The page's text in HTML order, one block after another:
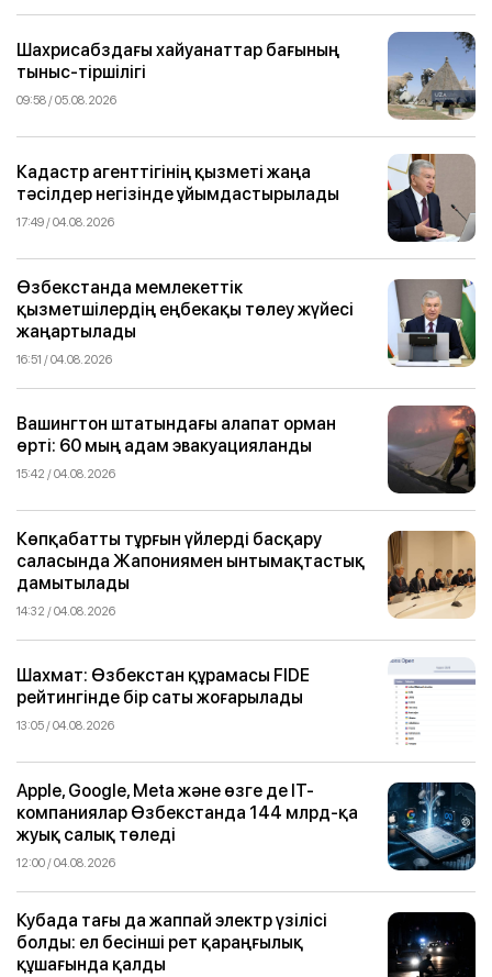
Шахрисабздағы хайуанаттар бағының
тыныс-тіршілігі
09:58 / 05.08.2026
Кадастр агенттігінің қызметі жаңа
тәсілдер негізінде ұйымдастырылады
17:49 / 04.08.2026
Өзбекстанда мемлекеттік
қызметшілердің еңбекақы төлеу жүйесі
жаңартылады
16:51 / 04.08.2026
Вашингтон штатындағы алапат орман
өрті: 60 мың адам эвакуацияланды
15:42 / 04.08.2026
Көпқабатты тұрғын үйлерді басқару
саласында Жапониямен ынтымақтастық
дамытылады
14:32 / 04.08.2026
Шахмат: Өзбекстан құрамасы FIDE
рейтингінде бір саты жоғарылады
13:05 / 04.08.2026
Apple, Google, Meta және өзге де IT-
компаниялар Өзбекстанда 144 млрд-қа
жуық салық төледі
12:00 / 04.08.2026
Кубада тағы да жаппай электр үзілісі
болды: ел бесінші рет қараңғылық
құшағында қалды